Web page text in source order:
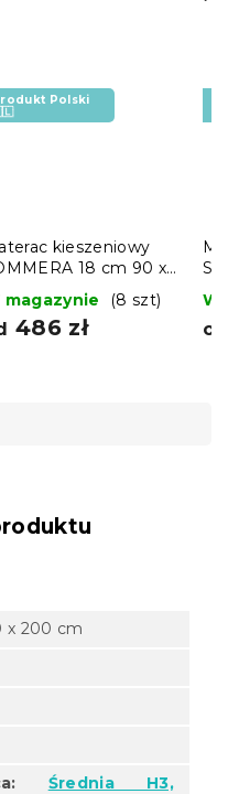
Polski
kieszeniowy
18 cm 90 x
magazynie (8 szt)
486 zł
W
od
x 200 cm
Średnia H3,